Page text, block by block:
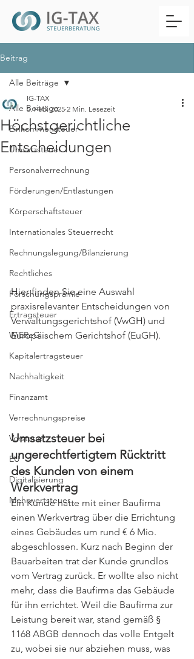
Beitrag
Alle Beiträge
Einkommensteuer
Umsatzsteuer
Personalverrechnung
Förderungen/Entlastungen
Körperschaftsteuer
Internationales Steuerrecht
Rechnungslegung/Bilanzierung
Rechtliches
Forschungsprämie
Ertragsteuer
WiEReG
Kapitalertragsteuer
Nachhaltigkeit
Finanzamt
Verrechnungspreise
Vorsteuer
EU
Digitalisierung
Mehrwertsteuer
Alle Beiträge
Höchstgerichtliche
Entscheidungen
IG-TAX
5. Feb. 2025 2 Min. Lesezeit
Hier finden Sie eine Auswahl
praxisrelevanter Entscheidungen von
Verwaltungsgerichtshof (VwGH) und
Europäischem Gerichtshof (EuGH).
Umsatzsteuer bei
ungerechtfertigtem Rücktritt
des Kunden von einem
Werkvertrag
Ein Kunde hatte mit einer Baufirma
einen Werkvertrag über die Errichtung
eines Gebäudes um rund € 6 Mio.
abgeschlossen. Kurz nach Beginn der
Bauarbeiten trat der Kunde grundlos
vom Vertrag zurück. Er wollte also nicht
mehr, dass die Baufirma das Gebäude
für ihn errichtet. Weil die Baufirma zur
Leistung bereit war, stand gemäß §
1168 ABGB dennoch das volle Entgelt
zu, wobei sie nur abziehen muss, was